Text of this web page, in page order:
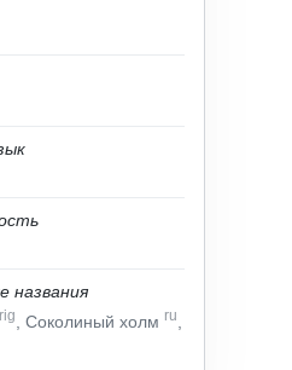
названия
, Соколиный холм ru